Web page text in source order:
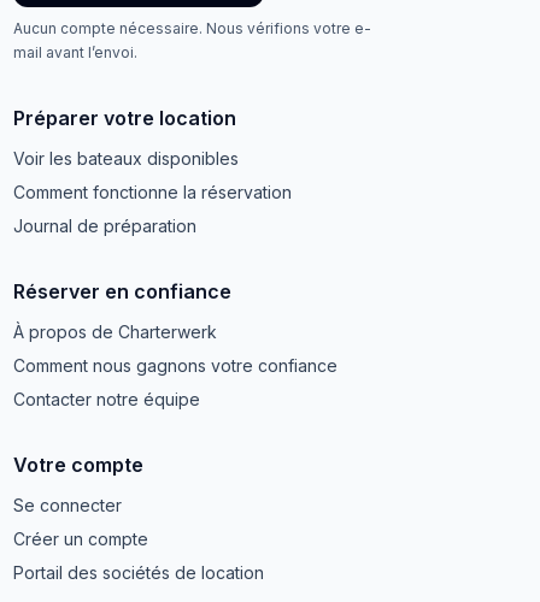
Aucun compte nécessaire. Nous vérifions votre e-
mail avant l’envoi.
Préparer votre location
Voir les bateaux disponibles
Comment fonctionne la réservation
Journal de préparation
Réserver en confiance
À propos de Charterwerk
Comment nous gagnons votre confiance
Contacter notre équipe
Votre compte
Se connecter
Créer un compte
Portail des sociétés de location